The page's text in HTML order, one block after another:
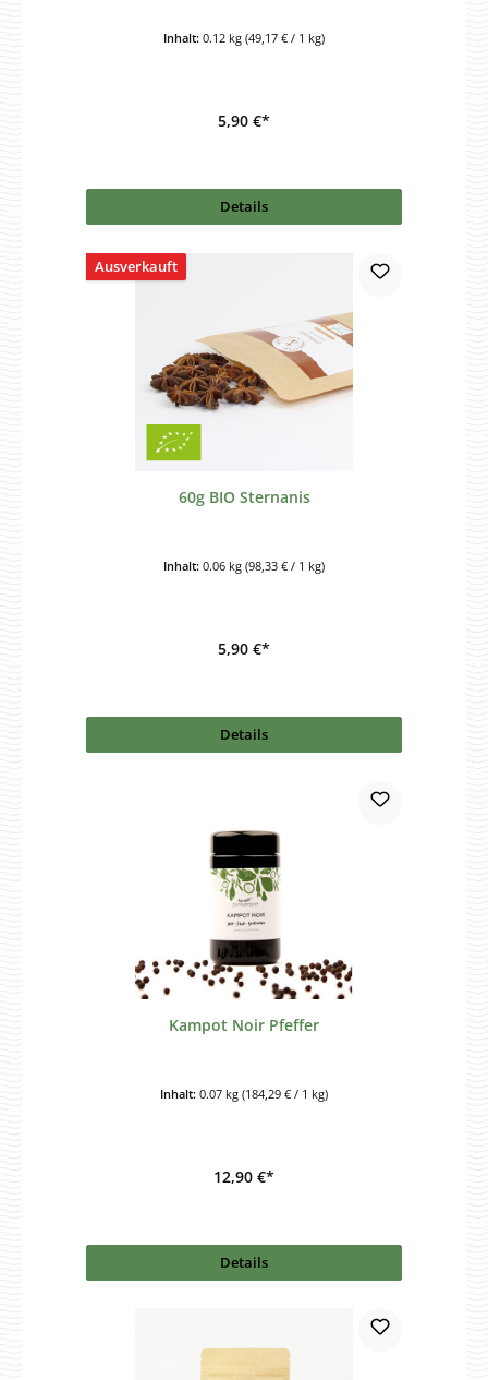
Inhalt: 0.12 kg (49,17 € / 1 kg)
5,90 €*
Details
Ausverkauft
60g BIO Sternanis
Inhalt: 0.06 kg (98,33 € / 1 kg)
5,90 €*
Details
Kampot Noir Pfeffer
Inhalt: 0.07 kg (184,29 € / 1 kg)
12,90 €*
Details